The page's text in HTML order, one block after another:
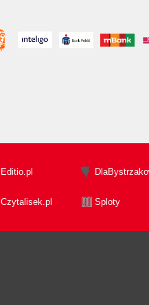
Editio.pl
Czytalisek.pl Sploty